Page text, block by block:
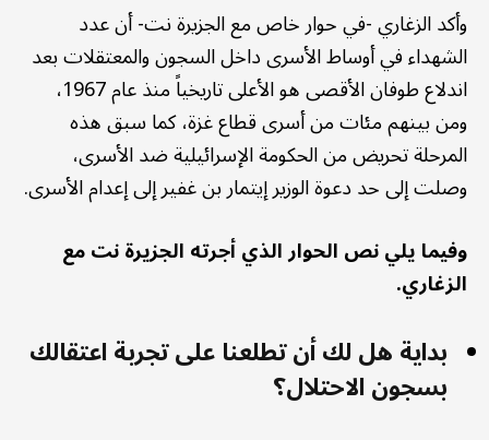
وأكد الزغاري -في حوار خاص مع الجزيرة نت- أن عدد
الشهداء في أوساط الأسرى داخل السجون والمعتقلات بعد
اندلاع طوفان الأقصى هو الأعلى تاريخياً منذ عام 1967،
ومن بينهم مئات من أسرى قطاع غزة، كما سبق هذه
المرحلة تحريض من الحكومة الإسرائيلية ضد الأسرى،
وصلت إلى حد دعوة الوزير إيتمار بن غفير إلى إعدام الأسرى.
وفيما يلي نص الحوار الذي أجرته الجزيرة نت مع
الزغاري.
بداية هل لك أن تطلعنا على تجربة اعتقالك
بسجون الاحتلال؟